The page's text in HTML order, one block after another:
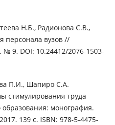
Н.Б., Радионова С.В.,
персонала вузов //
9. DOI: 10.24412/2076-1503-
П.И., Шапиро С.А.
стимулирования труда
монография.
139 с. ISBN: 978-5-4475-